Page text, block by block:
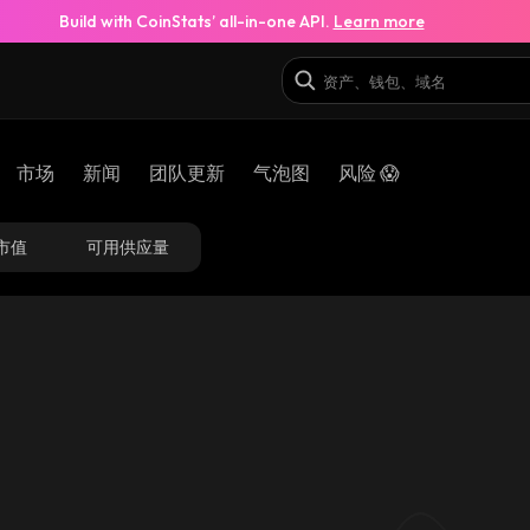
Build with CoinStats’ all-in-one API. Learn more
市场 新闻 团队更新 气泡图 风险 😱
值 可用供应量